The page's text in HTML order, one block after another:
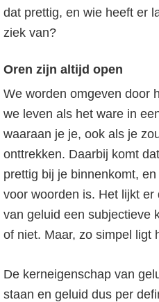
dat prettig, en wie heeft er
ziek van?
Oren zijn altijd open
We worden omgeven door
we leven als het ware in
waaraan je je, ook als je
onttrekken. Daarbij komt
prettig bij je binnenkomt,
voor woorden is. Het lijkt
van geluid een subjectieve
of niet. Maar, zo simpel ligt
De kerneigenschap van
staan en geluid dus per